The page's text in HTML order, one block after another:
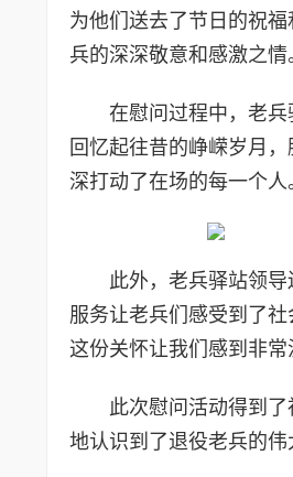
为他们送去了节日的祝
兵的深深敬意和感激之情
在慰问过程中，老
回忆起往昔的峥嵘岁月
深打动了在场的每一个人
此外，老兵驿站领
服务让老兵们感受到了
这份关怀让我们感到非常
此次慰问活动得到
地认识到了退役老兵的